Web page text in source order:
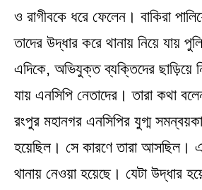
ও রাগীবকে ধরে ফেলেন। বাকিরা
তাদের উদ্ধার করে থানায় নিয়ে যায়
এদিকে, অভিযুক্ত ব্যক্তিদের ছাড়িয়ে
যায় এনসিপি নেতাদের। তারা কথা
রংপুর মহানগর এনসিপির যুগ্ম
হয়েছিল। সে কারণে তারা আসছিল।
থানায় নেওয়া হয়েছে। যেটা উদ্ধার